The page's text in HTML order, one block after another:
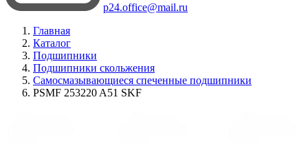
p24.office@mail.ru
Главная
Каталог
Подшипники
Подшипники скольжения
Самосмазывающиеся спеченные подшипники
PSMF 253220 A51 SKF